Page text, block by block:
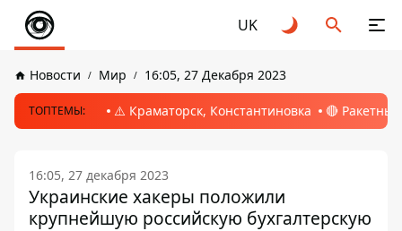
UK
Новости Мир 16:05, 27 Декабря 2023
ТОПТЕМЫ: ⚠️ Краматорск, Константиновка 🔴
16:05, 27 декабря 2023
Украинские хакеры положили
крупнейшую российскую бухгалтерскую